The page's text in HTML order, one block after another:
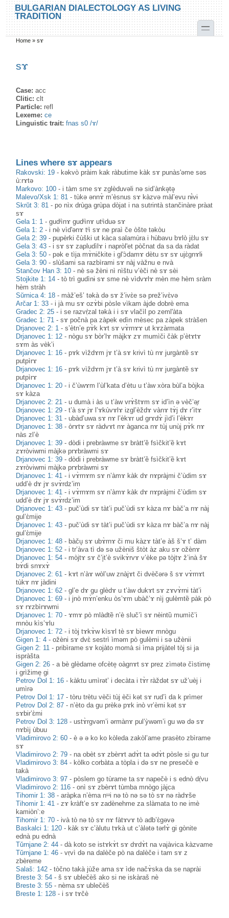
Skip to main content
Skip to search
BULGARIAN DIALECTOLOGY AS LIVING
TRADITION
toggle
You are here
Home »sɤ
sɤ
Case:acc
Clitic:clt
Particle: refl
Lexeme:се
Linguistic trait:fnas s0 /ɤ/
Lines where sɤ appears
Rakovski: 19 - kəkvò pràim kak ràbutime kàk sɤ punàs'əme səs
ù:rɤtə
Markovo: 100 - i tàm sme sɤ zglèduvəli nə sid’ànkə̥tə̥
Malevo/Xsk 1: 81 -tùkə ənnɤ̀ m’èsnus sɤ kàzvə màl’evu nɨ̀vɨ
Skrŭt 3: 81 -po nìx drùga grùpa dòjat i na sutrintà stančinàre pràat
sɤ
Gela 1: 1 -gudᶤìnɤ gudᶤìnɤ utᶤìduə sɤ
Gela 1: 2 - i nè vìd'ənɤ tᶤì sɤ ne praì če òšte təkòu
Gela 2: 39 -pupèrki čùški ut kàca salamùra i hùbavu bɤlò jɛ̀lu sɤ
Gela 3: 43 - i sɤ sɤ zapludìlɤ i napròl'et pòčnat da sa da ràdat
Gela 3: 50 -pək e tìja mɤ̀ničkite i gl'ɔ̀damɤ dètu sɤ sɤ ujɛ̀gnɤlɨ
Gela 3: 90 -slùšami sa razbìrami sɤ nàj vàžnu e nvà
Stančov Han 3: 10 - nè sə žèni nì nìštu v’èči nè sɤ sèi
Stojkite 1: 14 -tò trì gudìnɨ sɤ sme nè vìdvɤlɤ mèn me hèm sràm
hèm stràh
Sŭrnica 4: 18 - màž’eš’ təkà də sɤ ž’ivɛ̀e sə prež’ivɛ̀və
Arčar 1: 33 - i jà mu sɤ ozɤ̀bi pòsle vìkam àjde dobrè ema
Gradec 2: 25 - i se razvṛ̀zal təkà i i sɤ vlačìl po zeml'àta
Gradec 1: 71 -sɤ počnà pa zàpek edìn mèsec pa zàpek stràšen
Drjanovec 2: 1 -s’ètn’e pɤ̀k kɤt sɤ vɤ̀rnɤɤ ut kɤzàrmata
Drjanovec 1: 12 - nògu sɤ bòr’lɤ màjkɤ zɤ mumìči čàk p’ètɤtɤ
sɤm às vèk’i
Drjanovec 1: 16 -pɤk vìždɤm jɤ t’à sɤ krivì tù nɤ jurgàntȅ sɤ
putpìrɤ
Drjanovec 1: 16 -pɤk vìždɤm jɤ t’à sɤ krivì tù nɤ jurgàntȅ sɤ
putpìrɤ
Drjanovec 1: 20 - i č’ùwɤm l’ùl’kata d’ètu u t’àw xòra bùl’a bòjka
sɤ kàza
Drjanovec 2: 21 -u dumà i às u t’àw vrɤ̀štɤm sɤ id’ìn ə vèč’ә̟r
Drjanovec 1: 29 -t’à sɤ jɤ l’ɤkùvɤlɤ izgl’èždɤ vànɤ tɤ̀j dɤ r’ìtɤ
Drjanovec 1: 31 -ubàd’uwa sɤ nɤ l’èkɤr ud grɤdɤ̀ jìd’i l’èkɤr
Drjanovec 1: 38 -òrɤtɤ sɤ ràdvɤt nɤ àganca nɤ tùj unùj pɤ̀k nɤ
nàs zl’è
Drjanovec 1: 39 -dòdi i prebràwme sɤ bràtt’ȅ fsìčkit’ȅ kɤt
zɤròviwmi màjkə prɤbràwmi sɤ
Drjanovec 1: 39 -dòdi i prebràwme sɤ bràtt’ȅ fsìčkit’ȅ kɤt
zɤròviwmi màjkə prɤbràwmi sɤ
Drjanovec 1: 41 - i vɤ̀rnɤm sɤ n’àmɤ kàk dɤ nɤpràjmi č’ùdim sɤ
udd’è dɤ jɤ svɤ̀rdz’im
Drjanovec 1: 41 - i vɤ̀rnɤm sɤ n’àmɤ kàk dɤ nɤpràjmi č’ùdim sɤ
udd’è dɤ jɤ svɤ̀rdz’im
Drjanovec 1: 43 -puč’ùdi sɤ tàt’i puč’ùdi sɤ kàza nɤ bàč’a nɤ nàj
gul’ɛ̀mije
Drjanovec 1: 43 -puč’ùdi sɤ tàt’i puč’ùdi sɤ kàza nɤ bàč’a nɤ nàj
gul’ɛ̀mije
Drjanovec 1: 48 - bàču̥ sɤ ubɤ̀rnɤ či mu kàzɤ tàt’e àš š’ɤ t’ dàm
Drjanovec 1: 52 - i tr’àva tì də sə užèniš štòt àz aku sɤ ožènɤ
Drjanovec 1: 54 - mòjtɤ sɤ č’i̥t’è svikɤ̀rvɤ v’èke pə tòjtɤ ž’inà šɤ
bɤ̀di snɤxɤ̀
Drjanovec 2: 61 - kɤt n’àɤ wòl’uw znàjɤt či dvèčərə š sɤ vɤ̀rnɤt
tùkɤ nɤ jàdini
Drjanovec 1: 62 -gl’e dɤ gu glèdɤ u t’àw dukɤt sɤ zɤvɤ̀rni tàt’i
Drjanovec 1: 69 - i jnò mɤ̀n’enku òs’ɤm ubàč’ɤ nìj gulèmtȅ pàk pò
sɤ rɤzbìrɤwmi
Drjanovec 1: 70 -ɤmɤ pò mlàdtȅ n’è sluč’ì sɤ nèintȕ mumìč’i
mnòu kìs’ɤlu
Drjanovec 1: 72 - i tòj tɤkɤ̀w kìsɤl tè sɤ bìewɤ mnògu
Gigen 1: 4 -ožèni sɤ dvɛ̀ sestrì ìməm pò gulèmi i sə užènii
Gigen 2: 11 -pribìrame sɤ kojàto momà si ìma prijàtel tòj si ja
ispràšta
Gigen 2: 26 -a bè glèdame ofcète̝ oàgnɤt sɤ prez zìmətə čìstime̝
i grìžime̝ gi
Petrov Dol 1: 16 - kàktu umìrət’ i decàta i tɤ̀r ràždət sɤ už’uèj i
umìrə
Petrov Dol 1: 17 -tòru trètu vèči tùj èči kət sɤ rud’ì da k prìmer
Petrov Dol 2: 87 - n’èto da gu prèkə pɤk inò vr’èmi kət sɤ
sɤbir’ɛ̀mi
Petrov Dol 3: 128 -ustɤ̀rgvəm’i ərmànɤ pul’ỳwəm’i gu wə də sɤ
nɤbìj ùbuu
Vladimirovo 2: 60 -è ə ə ko ko kòleda zakòl’ame prasèto zbìrame
sɤ
Vladimirovo 2: 79 - na obèt sɤ zbèrɤt adɤ̀t ta ədɤ̀t pòsle si gu tur
Vladimirovo 3: 84 - kòlko corbàta a tòpla i də sɤ ne presečè e
takà
Vladimirovo 3: 97 -pòslem go tùrame ta sɤ napečè i s ednò dṛ̀vu
Vladimirovo 2: 116 -onì sɤ zbèrɤt tùmba mnògo jàjca
Tihomir 1: 38 -aràpka n’èma nᵚi nə tò nə sə tò sɤ nə ràdɤše
Tihomir 1: 41 -zɤ kràft’e sɤ zadènehme za slàmata to ne imè
kamiòn’:e
Tihomir 1: 70 - ivà tò nə tò sɤ nɤ fàtɤvɤ tò adb’ɛ̀gəvə
Baskalci 1: 120 - kàk sɤ c’àlutu tɤkà ut c’àlәtә tәrlɤ̀ gi gònite
ednà pu ednà
Tǔrnjane 2: 44 -dà koto se istɤkɤ̀t sɤ dɤdɤ̀t na vajàvica kàzvame
Tŭrnjane 1: 46 -vṛvì dә na dalèče pò na dalèče i tam sɤ z
zbèreme
Salaš: 142 -tòčno takà jùže ama sɤ ìde načɤ̀ska da se naprài
Breste 3: 54 -š sɤ ublečèš ako si ne iskàraš nè
Breste 3: 55 - nèma sɤ ublečèš
Breste 1: 128 - i sɤ tɤčè